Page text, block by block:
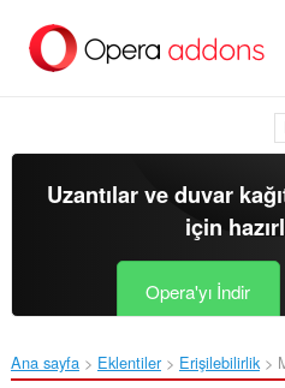
içeriğe
Uzantılar ve duvar
için
Opera'yı İndir
Ana sayfa Eklentiler Erişilebilirlik